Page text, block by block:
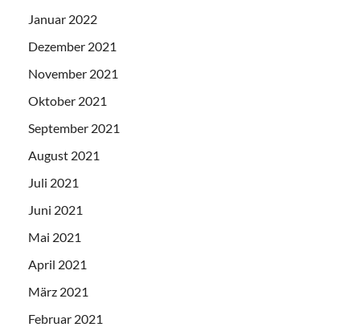
Januar 2022
Dezember 2021
November 2021
Oktober 2021
September 2021
August 2021
Juli 2021
Juni 2021
Mai 2021
April 2021
März 2021
Februar 2021